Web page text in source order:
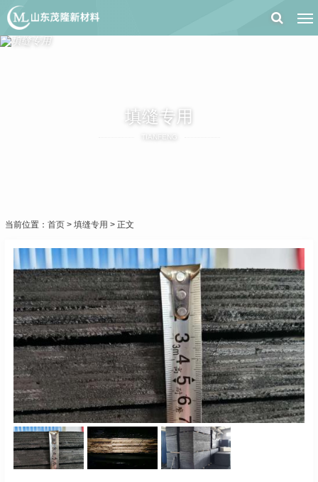
填缝专用
TIANFENG
当前位置： 首页 > 填缝专用 > 正文